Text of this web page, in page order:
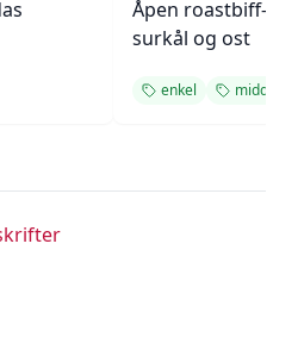
Åpen roastbiff-
surkål og ost
enkel middag